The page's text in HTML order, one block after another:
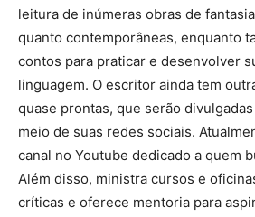
leitura de inúmeras obras de
quanto contemporâneas, enquanto
contos para praticar e desenvolver
linguagem. O escritor ainda tem
quase prontas, que serão
meio de suas redes sociais.
canal no Youtube dedicado a quem
Além disso, ministra cursos e
críticas e oferece mentoria para